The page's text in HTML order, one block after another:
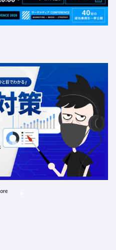
12.31 00:00
検索対策に関する無料相談